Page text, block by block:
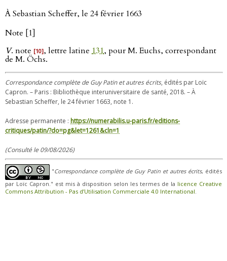
À Sebastian Scheffer, le 24 février 1663
Note [1]
V. note [10], lettre latine 131, pour M. Euchs, correspondant
de M. Öchs.
Correspondance complète de Guy Patin et autres écrits, édités par Loïc
Capron. – Paris : Bibliothèque interuniversitaire de santé, 2018. – À
Sebastian Scheffer, le 24 février 1663, note 1.
Adresse permanente : https://numerabilis.u-paris.fr/editions-
critiques/patin/?do=pg&let=1261&cln=1
(Consulté le 09/08/2026)
"Correspondance complète de Guy Patin et autres écrits, édités
par Loïc Capron." est mis à disposition selon les termes de la licence Creative
Commons Attribution - Pas d’Utilisation Commerciale 4.0 International.